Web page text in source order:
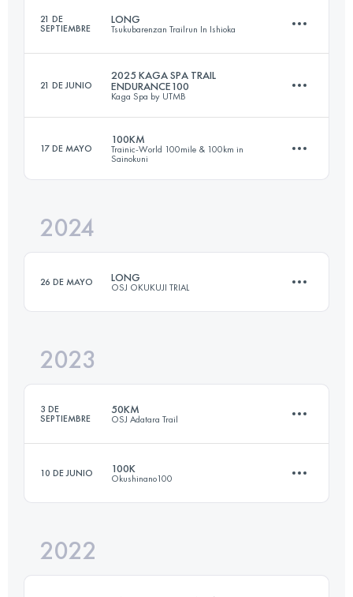
21 DE
SEPTIEMBRE
LONG
Tsukubarenzan Trailrun In Ishioka
71.6 KM 2508 M+
21 DE JUNIO
2025 KAGA SPA TRAIL
ENDURANCE100
Kaga Spa by UTMB
99.8 KM
17 DE MAYO
100KM
Trainic-World 100mile & 100km in
Sainokuni
Inicia sesión para ver el UTMB Index
2024
26 DE MAYO LONG
OSJ OKUKUJI TRIAL
Inicia sesión para ver el UTMB Index
2023
3 DE
SEPTIEMBRE
50KM
OSJ Adatara Trail
Inicia sesión para ver el UTMB Index
10 DE JUNIO 100K
Okushinano100
2022